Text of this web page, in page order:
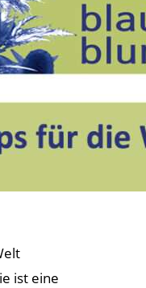
ist eine